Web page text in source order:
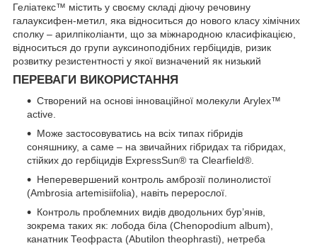
Геліатекс™ містить у своєму складі діючу речовину
галауксифен-метил, яка відноситься до нового класу хімічних
сполку – арилпіколіанти, що за міжнародною класифікацією,
відноситься до групи ауксиноподібних гербіцидів, ризик
розвитку резистентності у якої визначений як низький
ПЕРЕВАГИ ВИКОРИСТАННЯ
Створений на основі інноваційної молекули Arylex™
active.
Може застосовуватись на всіх типах гібридів
соняшнику, а саме – на звичайних гібридах та гібридах,
стійких до гербіцидів ExpressSun® та Clearfield®.
Неперевершений контроль амброзії полинолистої
(Ambrosia artemisiifolia), навіть перерослої.
Контроль проблемних видів дводольних бур’янів,
зокрема таких як: лобода біла (Chenopodium album),
канатник Теофраста (Abutilon theophrasti), нетреба